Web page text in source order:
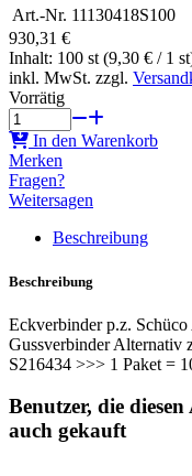
Art.-Nr. 11130418S100
930,31 €
Inhalt: 100 st (9,30 € / 1
inkl. MwSt. zzgl.
Vorrätig
In den Warenkorb
Merken
Fragen?
Weitersagen
Beschreibung
Beschreibung
Eckverbinder p.z.
Gussverbinder Alternativ
S216434 >>> 1 Paket =
Benutzer, die
auch gekauft